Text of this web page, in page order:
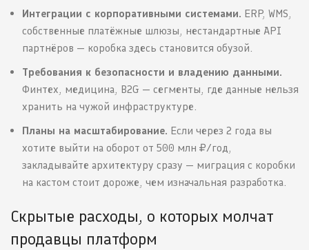
Интеграции с корпоративными системами. ERP, WMS,
собственные платёжные шлюзы, нестандартные API
партнёров — коробка здесь становится обузой.
Требования к безопасности и владению данными.
Финтех, медицина, B2G — сегменты, где данные нельзя
хранить на чужой инфраструктуре.
Планы на масштабирование. Если через 2 года вы
хотите выйти на оборот от 500 млн ₽/год,
закладывайте архитектуру сразу — миграция с коробки
на кастом стоит дороже, чем изначальная разработка.
Скрытые расходы, о которых молчат
продавцы платформ